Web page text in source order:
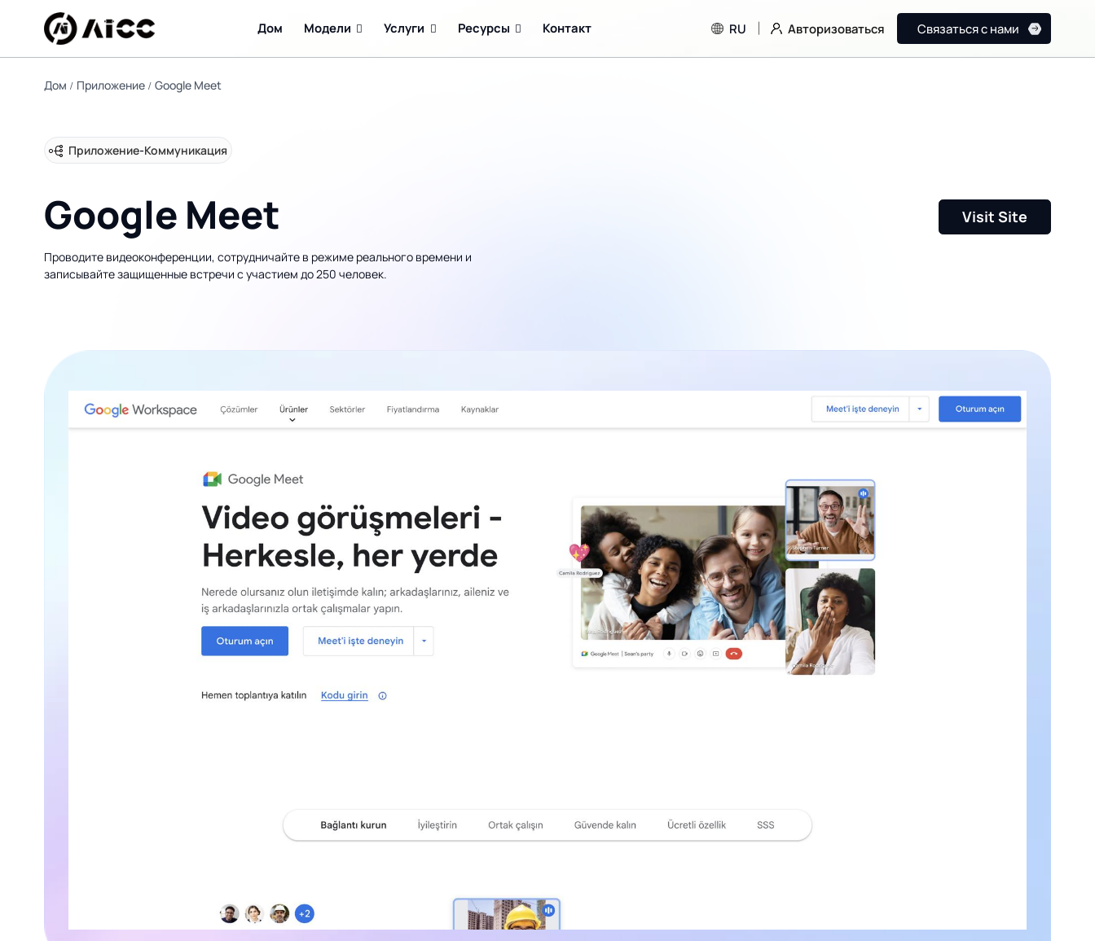
Дом Модели Услуги Ресурсы Контакт RU Авторизоваться Связаться с нами
Дом Приложение Google Meet
Приложение-Коммуникация
Google Meet
Проводите видеоконференции, сотрудничайте в режиме реального времени и
записывайте защищенные встречи с участием до 250 человек.
Visit Site